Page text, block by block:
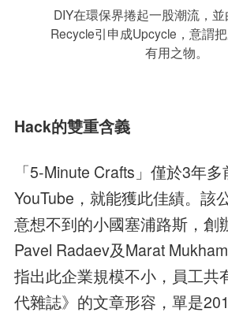
DIY在環保界捲起一股潮流，
Recycle引申成Upcycle，意謂
有用之物。
Hack的雙重含義
「5-Minute Crafts」僅於3年多
YouTube，就能獲此佳績。該
意想不到的小國塞浦路斯，創
Pavel Radaev及Marat
指出此企業規模不小，員工共
代雜誌》的文章形容，單是